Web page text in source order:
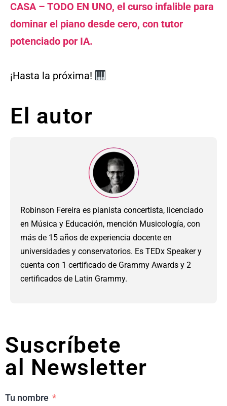
CASA – TODO EN UNO, el curso infalible para
dominar el piano desde cero, con tutor
potenciado por IA.
¡Hasta la próxima!
El autor
Robinson Fereira es pianista concertista, licenciado
en Música y Educación, mención Musicología, con
más de 15 años de experiencia docente en
universidades y conservatorios. Es TEDx Speaker y
cuenta con 1 certificado de Grammy Awards y 2
certificados de Latin Grammy.
Suscríbete
al Newsletter
Tu nombre